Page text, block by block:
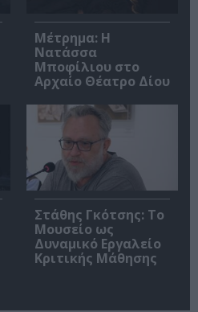
Μέτρημα: Η
Νατάσσα
Μποφίλιου στο
Αρχαίο Θέατρο Δίου
Στάθης Γκότσης: Το
Μουσείο ως
Δυναμικό Εργαλείο
Κριτικής Μάθησης